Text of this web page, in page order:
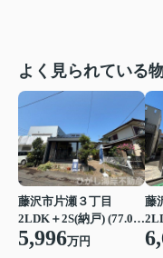
よく見られている
藤沢市片瀬３丁目
2LDK＋2S(納戸) (77.07㎡)
5,996万円
藤